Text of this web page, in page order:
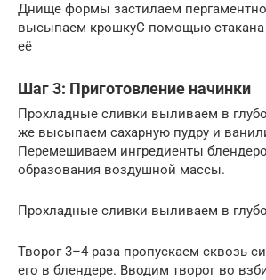
Днище формы застилаем
высыпаем крошкуС помощью
её
Шаг 3: Приготовление начинки
Прохладные сливки выливаем в
же высыпаем сахарную пудру и
Перемешиваем ингредиенты
образования воздушной массы.
Прохладные сливки выливаем в
Творог 3–4 раза пропускаем сквозь
его в блендере. Вводим творог во